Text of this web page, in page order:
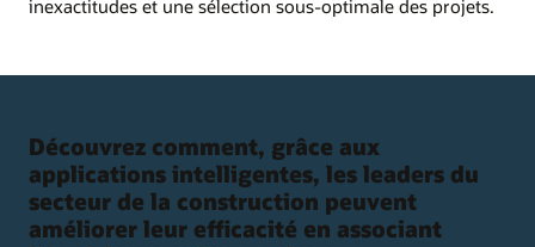
inexactitudes et une sélection sous-optimale des projets.
Découvrez comment, grâce aux
applications intelligentes, les leaders du
secteur de la construction peuvent
améliorer leur efficacité en associant